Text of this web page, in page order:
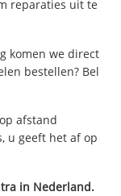
reparaties uit te
komen we direct
bestellen? Bel
afstand
u geeft het af op
in Nederland.